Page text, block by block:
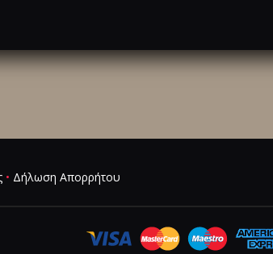
• Δήλωση Απορρήτου